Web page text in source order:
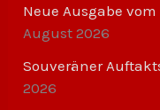
Neue Ausgabe
August 2026
Souveräner
2026